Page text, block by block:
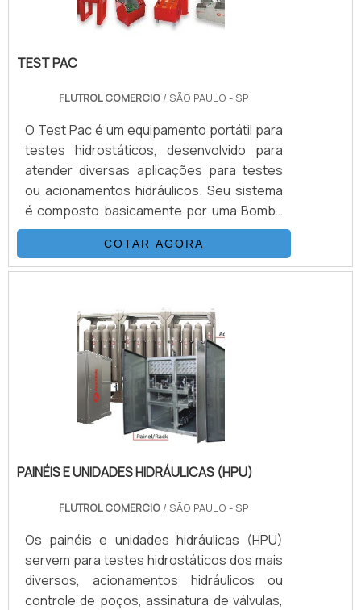
TEST PAC
FLUTROL COMERCIO / SÃO PAULO - SP
O Test Pac é um equipamento portátil para
testes hidrostáticos, desenvolvido para
atender diversas aplicações para testes
ou acionamentos hidráulicos. Seu sistema
é composto basicamente por uma Bomba
Hidropneumática Haskel, kit de preparação
de ar, conjunto de filtros, válvulas, skid
tubular carbono ou inox, ou tanque
PRODUTOOs equipamentos têm inúmeras
vantagens em relação às bombas
convencionais, podendo aumentar a
velocidade do teste sem perda na
qualidade .
COTAR AGORA
PAINÉIS E UNIDADES HIDRÁULICAS (HPU)
FLUTROL COMERCIO / SÃO PAULO - SP
Os painéis e unidades hidráulicas (HPU)
servem para testes hidrostáticos dos mais
diversos, acionamentos hidráulicos ou
controle de poços, assinatura de válvulas,